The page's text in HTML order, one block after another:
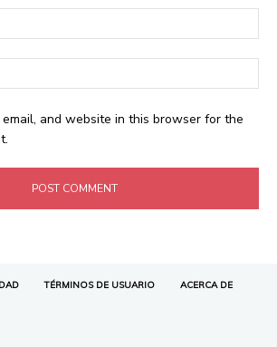
TÉRMINOS DE USUARIO ACERCA DE